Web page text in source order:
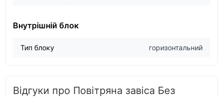
Внутрішній блок
Тип блоку горизонтальний
Відгуки про Повітряна завіса Без